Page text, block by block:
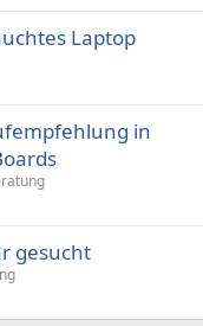
Laptop
in
gesucht